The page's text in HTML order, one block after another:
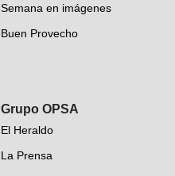
Semana en imágenes
Buen Provecho
Grupo OPSA
El Heraldo
La Prensa